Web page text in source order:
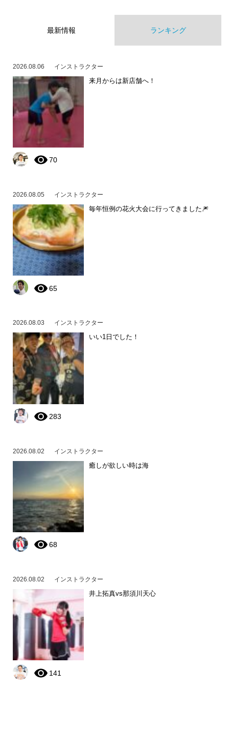
最新情報 ランキング
2026.08.06 インストラクター
来月からは新店舗へ！
70
2026.08.05 インストラクター
毎年恒例の花火大会に行ってきました🎆
65
2026.08.03 インストラクター
いい1日でした！
283
2026.08.02 インストラクター
癒しが欲しい時は海
68
2026.08.02 インストラクター
井上拓真vs那須川天心
141